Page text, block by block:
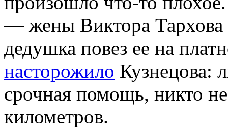
— жены Виктора Тархова
дедушка повез ее на
насторожило Кузнецова:
срочная помощь, никто
километров.